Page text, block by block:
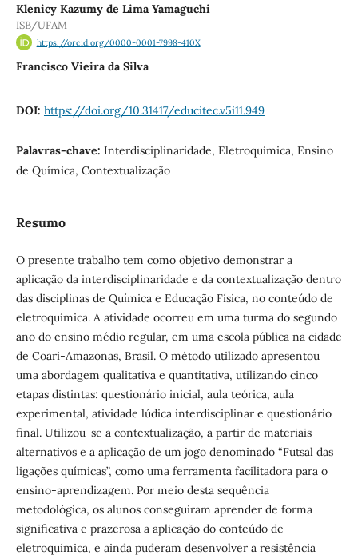
Klenicy Kazumy de Lima Yamaguchi
ISB/UFAM
https://orcid.org/0000-0001-7998-410X
Francisco Vieira da Silva
DOI: https://doi.org/10.31417/educitec.v5i11.949
Palavras-chave: Interdisciplinaridade, Eletroquímica, Ensino
de Química, Contextualização
Resumo
O presente trabalho tem como objetivo demonstrar a
aplicação da interdisciplinaridade e da contextualização dentro
das disciplinas de Química e Educação Física, no conteúdo de
eletroquímica. A atividade ocorreu em uma turma do segundo
ano do ensino médio regular, em uma escola pública na cidade
de Coari-Amazonas, Brasil. O método utilizado apresentou
uma abordagem qualitativa e quantitativa, utilizando cinco
etapas distintas: questionário inicial, aula teórica, aula
experimental, atividade lúdica interdisciplinar e questionário
final. Utilizou-se a contextualização, a partir de materiais
alternativos e a aplicação de um jogo denominado “Futsal das
ligações químicas”, como uma ferramenta facilitadora para o
ensino-aprendizagem. Por meio desta sequência
metodológica, os alunos conseguiram aprender de forma
significativa e prazerosa a aplicação do conteúdo de
eletroquímica, e ainda puderam desenvolver a resistência